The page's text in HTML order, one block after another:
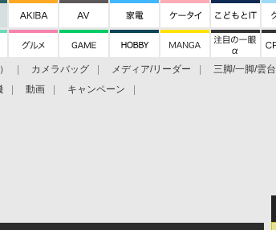
カメラバッグ メディア/リーダー 三脚/一脚/雲台
動画 キャンペーン